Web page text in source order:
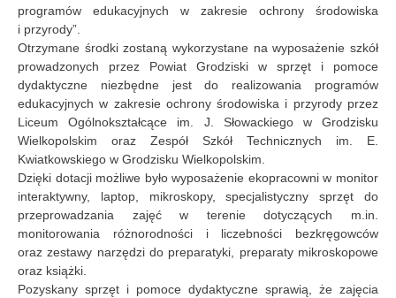
programów edukacyjnych w zakresie ochrony środowiska
i przyrody”.
Otrzymane środki zostaną wykorzystane na wyposażenie szkół
prowadzonych przez Powiat Grodziski w sprzęt i pomoce
dydaktyczne niezbędne jest do realizowania programów
edukacyjnych w zakresie ochrony środowiska i przyrody przez
Liceum Ogólnokształcące im. J. Słowackiego w Grodzisku
Wielkopolskim oraz Zespół Szkół Technicznych im. E.
Kwiatkowskiego w Grodzisku Wielkopolskim.
Dzięki dotacji możliwe było wyposażenie ekopracowni w monitor
interaktywny, laptop, mikroskopy, specjalistyczny sprzęt do
przeprowadzania zajęć w terenie dotyczących m.in.
monitorowania różnorodności i liczebności bezkręgowców
oraz zestawy narzędzi do preparatyki, preparaty mikroskopowe
oraz książki.
Pozyskany sprzęt i pomoce dydaktyczne sprawią, że zajęcia